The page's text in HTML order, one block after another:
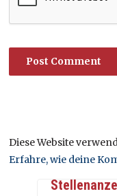
Diese Website
Erfahre, wie deine